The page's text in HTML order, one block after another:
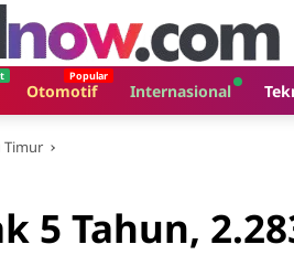
Otomotif Internasional
Timur
5 Tahun,